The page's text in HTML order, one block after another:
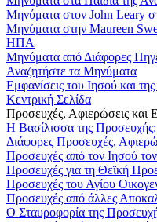
Μηνύματα στον John Leary
Μηνύματα στην Maureen
ΗΠΑ
Μηνύματα από Διάφορες
Αναζητήστε τα Μηνύματα
Εμφανίσεις του Ιησού και
Κεντρική Σελίδα
Προσευχές, Αφιερώσεις και
Η Βασίλισσα της Προσευχής:
Διάφορες Προσευχές,
Προσευχές από τον Ιησού
Προσευχές για τη Θεϊκή
Προσευχές του Αγίου
Προσευχές από άλλες
Ο Σταυροφορία της